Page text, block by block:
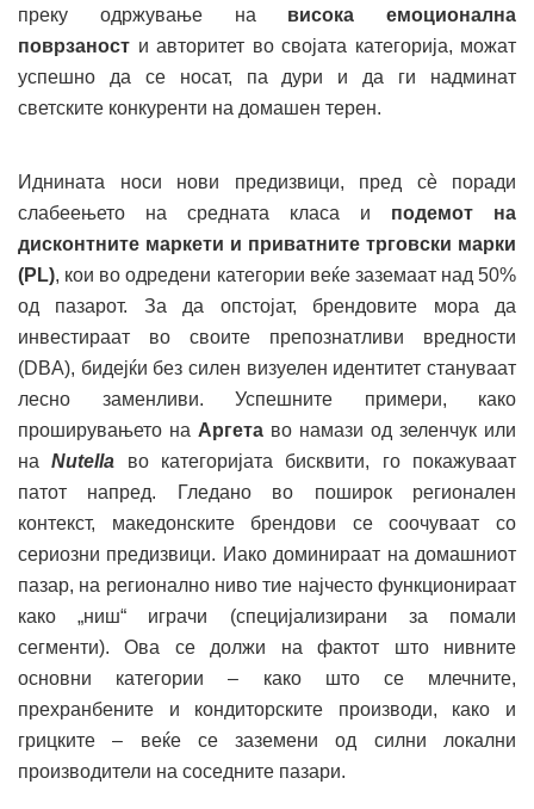
преку одржување на висока емоционална
поврзаност и авторитет во својата категорија, можат
успешно да се носат, па дури и да ги надминат
светските конкуренти на домашен терен.
Иднината носи нови предизвици, пред сè поради
слабеењето на средната класа и подемот на
дисконтните маркети и приватните трговски марки
(PL), кои во одредени категории веќе заземаат над 50%
од пазарот. За да опстојат, брендовите мора да
инвестираат во своите препознатливи вредности
(DBA), бидејќи без силен визуелен идентитет стануваат
лесно заменливи. Успешните примери, како
проширувањето на Аргета во намази од зеленчук или
наNutella во категоријата бисквити, го покажуваат
патот напред. Гледано во поширок регионален
контекст, македонските брендови се соочуваат со
сериозни предизвици. Иако доминираат на домашниот
пазар, на регионално ниво тие најчесто функционираат
како „ниш“ играчи (специјализирани за помали
сегменти). Ова се должи на фактот што нивните
основни категории – како што се млечните,
прехранбените и кондиторските производи, како и
грицките – веќе се заземени од силни локални
производители на соседните пазари.